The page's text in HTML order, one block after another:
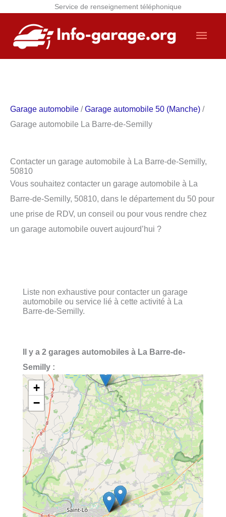
Service de renseignement téléphonique
contenu
Garage automobile /Garage automobile 50 (Manche) /
Garage automobile La Barre-de-Semilly
Contacter un garage automobile à La Barre-de-Semilly,
50810
Vous souhaitez contacter un garage automobile à La
Barre-de-Semilly, 50810, dans le département du 50 pour
une prise de RDV, un conseil ou pour vous rendre chez
un garage automobile ouvert aujourd’hui ?
Liste non exhaustive pour contacter un garage
automobile ou service lié à cette activité à La
Barre-de-Semilly.
Il y a 2 garages automobiles à La Barre-de-
Semilly :
+
−